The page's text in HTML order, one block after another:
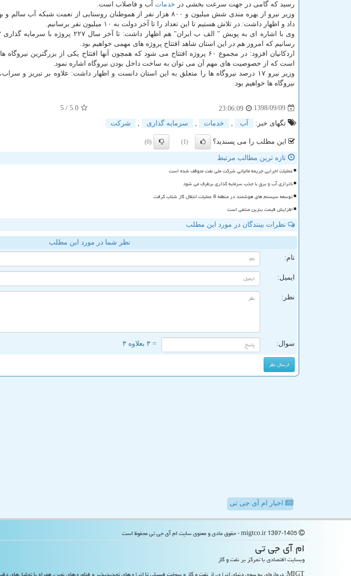
رسید كه گامی در جهت سرعت بخشی در خدمات آب و فاصلاب است.
وزیر نیرو از بهره مندی شش میلیون و ۸۰۰ هزار نفر از هموطنان روستایی از
داد و اظهار داشت: در تلاش هستیم تا این تعداد را تا آخر دولت به ۱۰ میلیون نفر برسانیم.
رسانیم كه امروز هم در این استان شاهد افتتاح پروژه های مهمی خواهیم بود.
است كه از خصوصیت های مهم آن می توان به ساخت داخل بودن نیروگاه اشاره نمود.
وزیر نیرو ۱۷ درصد نیروگاه ها را متعلق به این استان دانست و اظهار داشت: علاوه بر تبریز و
نیروگاه ها خواهیم بود.
1398/09/09
23:06:09
5.0
/ 5
تگهای خبر: آب خدمات سرمایه گذاری شركت
این مطلب را می پسندید؟ (1)
(0)
تازه ترین مطالب مرتبط
عملیات اجرایی جریمه مالیاتی شرکت ملی نفت متوقف شده است
ناترازی آب و برق با جذب سرمایه گذاری برطرف می شود
توسعه سیستم های هوشمند در منطقه 8 عملیات انتقال گاز شتاب گرفت
افزایش قیمت بنزین منتفی است
نظرات بینندگان در مورد این مطلب
نظر شما در مورد این مطلب
نام:
ایمیل:
نظر:
سوال: = ۳ بعلاوه ۳
اخبار ام آی جی تی
ام آی جی تی
وبسایت اقتصادی با تمرکز بر نفت و گاز